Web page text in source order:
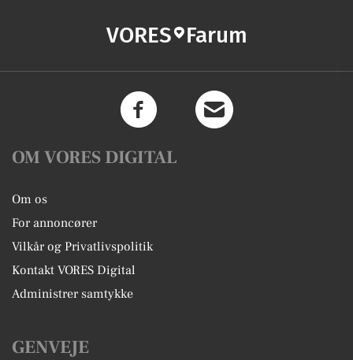
VORES Farum
OM VORES DIGITAL
Om os
For annoncører
Vilkår og Privatlivspolitik
Kontakt VORES Digital
Administrer samtykke
GENVEJE